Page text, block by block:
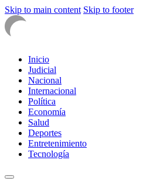
Skip to main content Skip to footer
Inicio
Judicial
Nacional
Internacional
Política
Economía
Salud
Deportes
Entretenimiento
Tecnología